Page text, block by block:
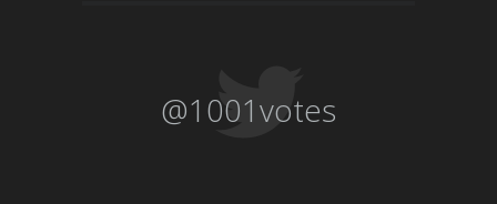
@1001votes